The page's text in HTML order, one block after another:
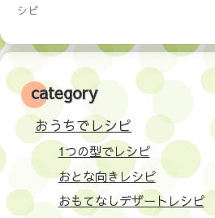
シピ
category
おうちでレシピ
1つの型でレシピ
おとな向きレシピ
おもてなしデザートレシピ